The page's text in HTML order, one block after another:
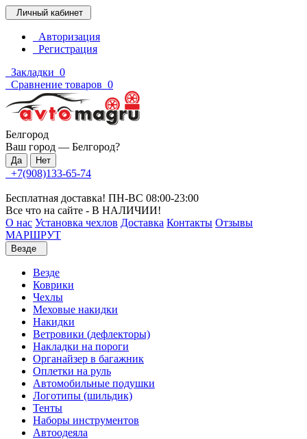
Личный кабинет
Авторизация
Регистрация
Закладки 0
Сравнение товаров 0
Белгород
Ваш город — Белгород?
+7(908)133-65-74
Бесплатная доставка! ПН-ВС 08:00-23:00
Все что на сайте - В НАЛИЧИИ!
О нас Установка чехлов Доставка Контакты Отзывы
МАРШРУТ
Везде
Везде
Коврики
Чехлы
Меховые накидки
Накидки
Ветровики (дефлекторы)
Накладки на пороги
Органайзер в багажник
Оплетки на руль
Автомобильные подушки
Логотипы (шильдик)
Тенты
Наборы инструментов
Автоодеяла